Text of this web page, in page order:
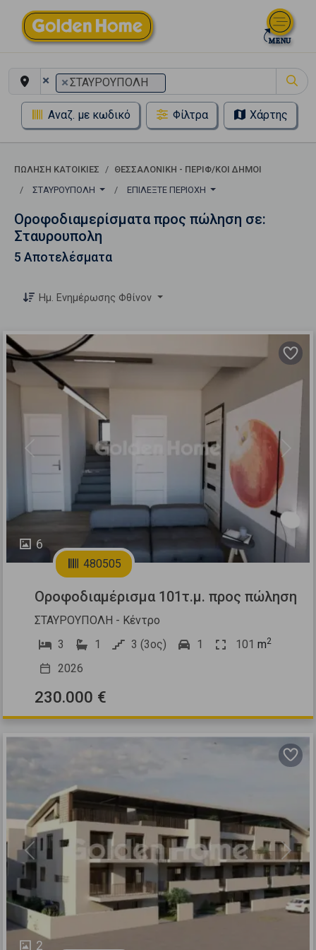
× ×ΣΤΑΥΡΟΥΠΟΛΗ
Αναζ. με κωδικό Φίλτρα Χάρτης
ΠΏΛΗΣΗ ΚΑΤΟΙΚΊΕΣ
ΘΕΣΣΑΛΟΝΙΚΗ - ΠΕΡΙΦ/ΚΟΙ ΔΗΜΟΙ
ΣΤΑΥΡΟΥΠΟΛΗ
ΕΠΙΛΈΞΤΕ ΠΕΡΙΟΧΉ
Οροφοδιαμερίσματα προς πώληση σε:
Σταυρουπολη
5 Αποτελέσματα
Ημ. Ενημέρωσης Φθίνον
6
Previous
480505
Οροφοδιαμέρισμα 101τ.μ. προς πώληση
ΣΤΑΥΡΟΥΠΟΛΗ - Κέντρο
3
1 3 (3ος) 1 101 m2
2026
230.000 €
2
Previous Next